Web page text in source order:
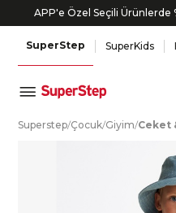
APP'e Özel Seçili Ürünlerde
SuperStep SuperKids
Superstep/Çocuk/Giyim/Ceket